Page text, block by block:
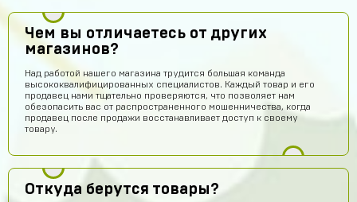
Чем вы отличаетесь от других
магазинов?
Над работой нашего магазина трудится большая команда
высококвалифицированных специалистов. Каждый товар и его
продавец нами тщательно проверяются, что позволяет нам
обезопасить вас от распространенного мошенничества, когда
продавец после продажи восстанавливает доступ к своему
товару.
Откуда берутся товары?